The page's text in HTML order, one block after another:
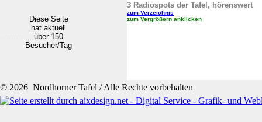
Diese Seite
hat aktuell
über 150
Besucher/Tag
3 Radiospots der Tafel, hörenswert
zum Verzeichnis
zum Vergrößern anklicken
© 2026 Nordhorner Tafel / Alle Rechte vorbehalten